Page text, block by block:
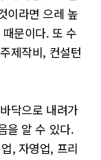
이라면 으레 높
문이다. 또 수
제작비, 컨설턴
닥으로 내려가
을 알 수 있다.
, 자영업, 프리